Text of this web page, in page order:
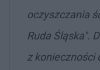
oczyszczania
Ruda Śląska".
z konieczności